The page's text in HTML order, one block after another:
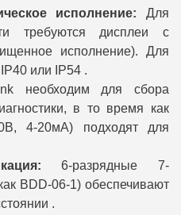
исполнение: Для
требуются дисплеи с
исполнение). Для
или IP54 .
необходим для сбора
в то время как
4-20мА) подходят для
6-разрядные 7-
BDD-06-1) обеспечивают
.